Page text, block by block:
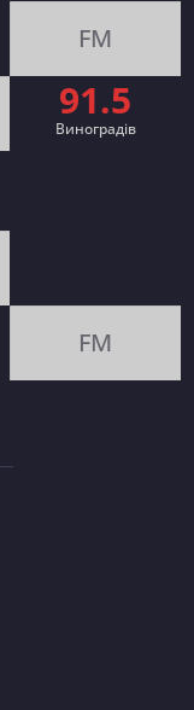
FM
91.5
Виноградів
FM